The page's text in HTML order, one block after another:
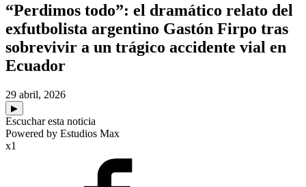
“Perdimos todo”: el dramático relato del
exfutbolista argentino Gastón Firpo tras
sobrevivir a un trágico accidente vial en
Ecuador
29 abril, 2026
▶
Escuchar esta noticia
Powered by Estudios Max
x1